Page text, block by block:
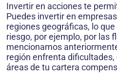
Invertir en acciones te
Puedes invertir en
regiones geográficas, lo
riesgo, por ejemplo, por las
mencionamos
región enfrenta
áreas de tu cartera